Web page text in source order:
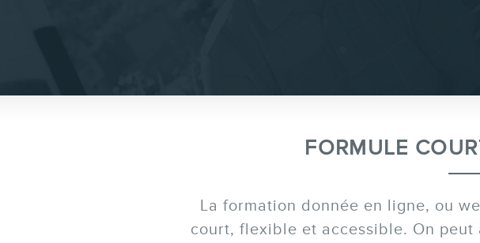
Audits
FORMULE
La formation donnée en ligne, ou
court, flexible et accessible. On